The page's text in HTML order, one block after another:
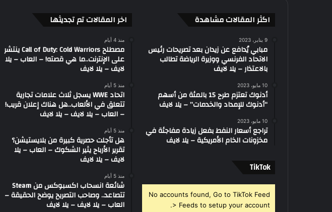
اكثر المقالات مشاهدة
9 يناير، 2023
مبابي يُدافع عن زيدان بعد تصريحات رئيس
الاتحاد الفرنسي ووزيرة الرياضة تطالب
بالاعتذار – يلا لايف
10 مايو، 2023
أدنوك تعتزم طرح 15 بالمئة من أسهم
“أدنوك للإمداد والخدمات” – يلا لايف
10 مايو، 2023
تراجع أسعار النفط بفعل زيادة مفاجئة في
مخزونات الخام الأمريكية – يلا لايف
‫TikTok
No accounts found, Go to TikTok Feed
> Feeds to setup your account.
اخر المقالات تم تجديثها
منذ 4 أيام
مصطلح Call of Duty: Cold Warriors ينتشر
على الإنترنت..ما هي قصته! – العاب – يلا
لايف – يلا لايف
منذ 5 أيام
اتحاد WWE يسجل ثلاث علامات تجارية
تتعلق في الألعاب..هل هناك إعلان قريب!
– العاب – يلا لايف – يلا لايف
منذ 5 أيام
هل تأجلت حصرية كبيرة من بلايستيشن؟
تقرير الأرباح يثير الشكوك – العاب – يلا
لايف – يلا لايف
منذ 5 أيام
شائعة انسحاب اكسبوكس من Steam
تتصاعد.. وصاحب التصريح يوضح الحقيقة –
العاب – يلا لايف – يلا لايف